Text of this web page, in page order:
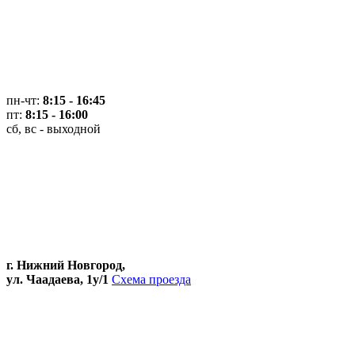
пн-чт: 8:15 - 16:45
пт: 8:15 - 16:00
сб, вс - выходной
г. Нижний Новгород,
ул. Чаадаева, 1у/1 Схема проезда